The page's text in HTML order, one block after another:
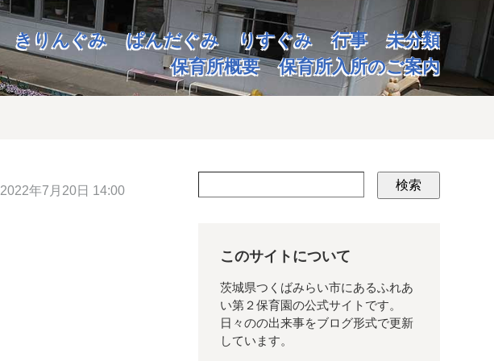
きりんぐみ ぱんだぐみ りすぐみ 行事
未分類
保育所概要
保育所入所のご案内
2022年7月20日 14:00 検索
このサイトについて
茨城県つくばみらい市にあるふれあ
い第２保育園の公式サイトです。
日々のの出来事をブログ形式で更新
しています。